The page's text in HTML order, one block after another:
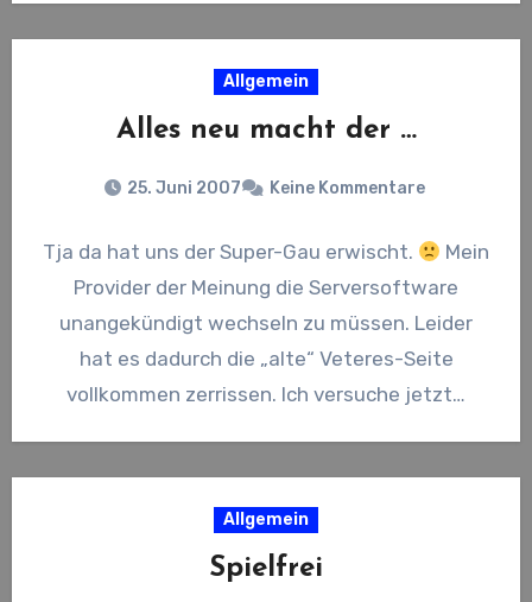
Allgemein
Alles neu macht der …
25. Juni 2007 Keine Kommentare
Tja da hat uns der Super-Gau erwischt.
Mein
Provider der Meinung die Serversoftware
unangekündigt wechseln zu müssen. Leider
hat es dadurch die „alte“ Veteres-Seite
vollkommen zerrissen. Ich versuche jetzt…
Allgemein
Spielfrei